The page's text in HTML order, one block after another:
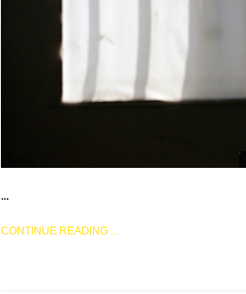
...
CONTINUE READING ...